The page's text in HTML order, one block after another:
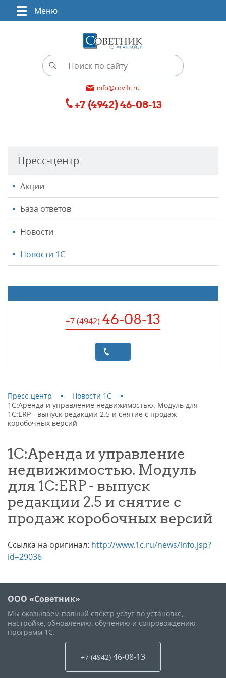
Меню
info@cov1c.ru
+7 (4942) 46-08-13
Пресс-центр
Акции
База ответов
Новости
Новости 1С
+7 (4942) 46-08-13
Пресс-центр
Новости 1С
1C:Аренда и управление недвижимостью. Модуль для
1С:ERP - выпуск редакции 2.5 и снятие с продаж
коробочных версий
1C:Аренда и управление
недвижимостью. Модуль
для 1С:ERP - выпуск
редакции 2.5 и снятие с
продаж коробочных версий
Ссылка на оригинал: http://www.1c.ru/news/info.jsp?
id=29036
ООО «Советник»
Мы оказываем полный спектр услуг по установке,
настройке, обновлению, обучению и сопровождению
программ 1С.
+7 (4942) 46-08-13